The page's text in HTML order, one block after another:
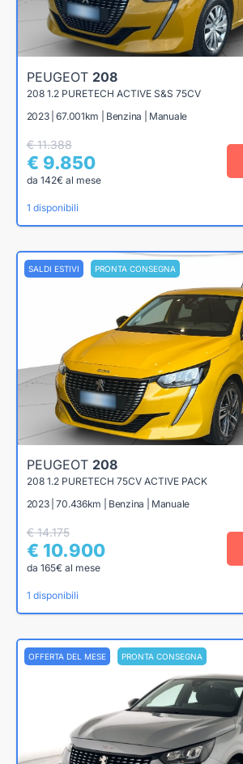
PEUGEOT 208
208 1.2 PURETECH ACTIVE S&S 75CV
2023 | 67.001km | Benzina | Manuale
€ 11.388
€ 9.850
da 142€ al mese
1 disponibili
SALDI ESTIVI PRONTA CONSEGNA
PEUGEOT 208
208 1.2 PURETECH 75CV ACTIVE PACK
2023 | 70.436km | Benzina | Manuale
€ 14.175
€ 10.900
da 165€ al mese
1 disponibili
OFFERTA DEL MESE PRONTA CONSEGNA